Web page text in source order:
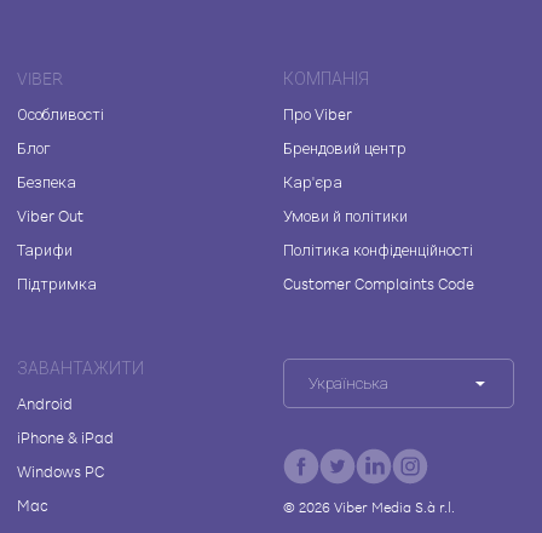
VIBER
Особливості
Блог
Безпека
Viber Out
Тарифи
Підтримка
КОМПАНІЯ
Про Viber
Брендовий центр
Кар'єра
Умови й політики
Політика конфіденційності
Customer Complaints Code
ЗАВАНТАЖИТИ
Android
iPhone & iPad
Windows PC
Mac
Українська
© 2026Viber Media S.à r.l.